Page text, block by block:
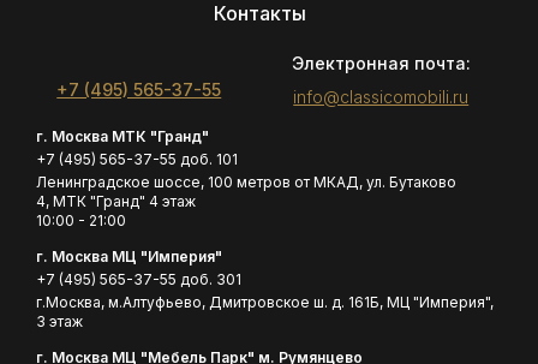
Контакты
+7 (495) 565-37-55
Электронная почта:
info@classicomobili.ru
г. Москва МТК "Гранд"
+7 (495) 565-37-55 доб. 101
Ленинградское шоссе, 100 метров от МКАД, ул. Бутаково
4, МТК "Гранд" 4 этаж
10:00 - 21:00
г. Москва МЦ "Империя"
+7 (495) 565-37-55 доб. 301
г.Москва, м.Алтуфьево, Дмитровское ш. д. 161Б, МЦ "Империя",
3 этаж
г. Москва МЦ "Мебель Парк" м. Румянцево